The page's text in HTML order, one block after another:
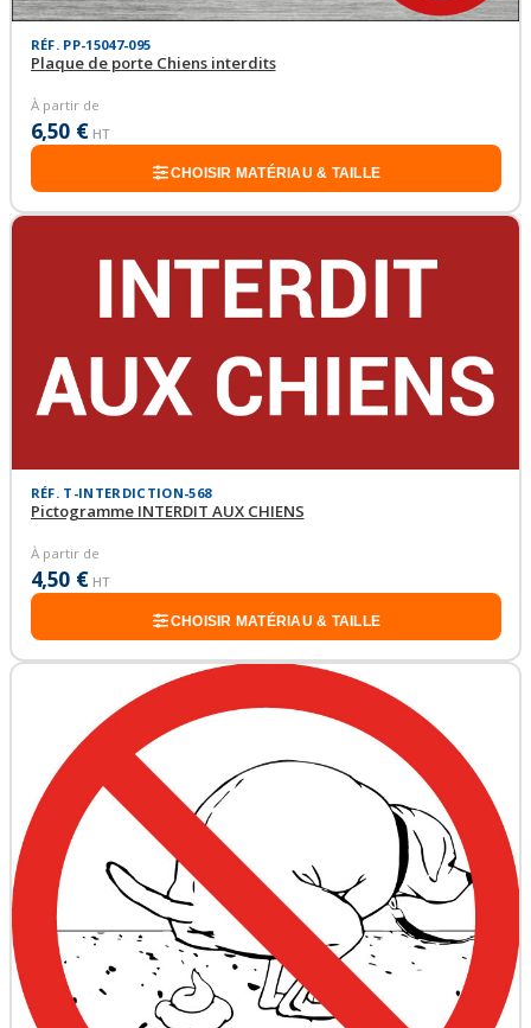
RÉF. PP-15047-095
Plaque de porte Chiens interdits
À partir de
6,50 € HT
CHOISIR MATÉRIAU & TAILLE
RÉF. T-INTERDICTION-568
Pictogramme INTERDIT AUX CHIENS
À partir de
4,50 € HT
CHOISIR MATÉRIAU & TAILLE